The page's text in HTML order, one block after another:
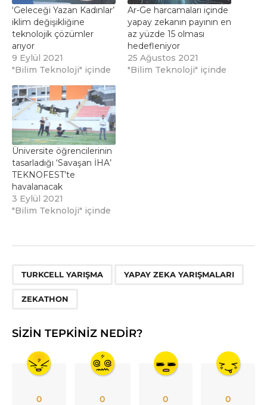
‘Geleceği Yazan Kadınlar’
iklim değişikliğine
teknolojik çözümler
arıyor
9 Eylül 2021
"Bilim Teknoloji" içinde
Ar-Ge harcamaları içinde
yapay zekanın payının en
az yüzde 15 olması
hedefleniyor
25 Ağustos 2021
"Bilim Teknoloji" içinde
Üniversite öğrencilerinin
tasarladığı ‘Savaşan İHA’
TEKNOFEST’te
havalanacak
3 Eylül 2021
"Bilim Teknoloji" içinde
TURKCELL YARIŞMA YAPAY ZEKA YARIŞMALARI
ZEKATHON
SIZIN TEPKINIZ NEDIR?
0 0 0 0